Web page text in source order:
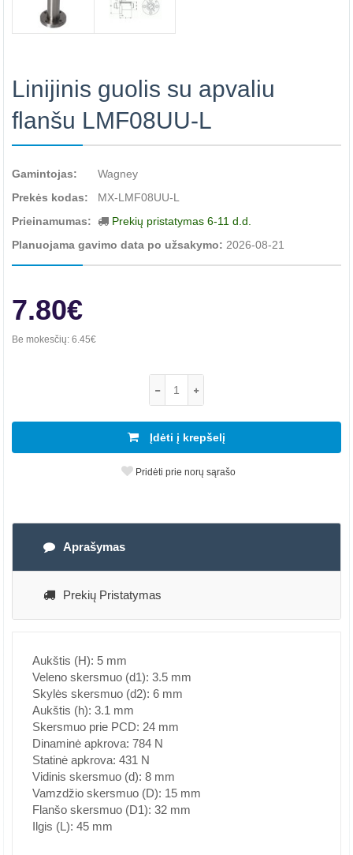
Linijinis guolis su apvaliu
flanšu LMF08UU-L
Gamintojas:
Wagney
Prekės kodas:
MX-LMF08UU-L
Prieinamumas:
Prekių pristatymas 6-11 d.d.
Planuojama gavimo data po užsakymo: 2026-08-21
7.80€
Be mokesčių: 6.45€
Įdėti į krepšelį
Pridėti prie norų sąrašo
Aprašymas
Prekių Pristatymas
Aukštis (H): 5 mm
Veleno skersmuo (d1): 3.5 mm
Skylės skersmuo (d2): 6 mm
Aukštis (h): 3.1 mm
Skersmuo prie PCD: 24 mm
Dinaminė apkrova: 784 N
Statinė apkrova: 431 N
Vidinis skersmuo (d): 8 mm
Vamzdžio skersmuo (D): 15 mm
Flanšo skersmuo (D1): 32 mm
Ilgis (L): 45 mm